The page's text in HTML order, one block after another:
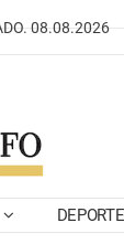
08.08.2026